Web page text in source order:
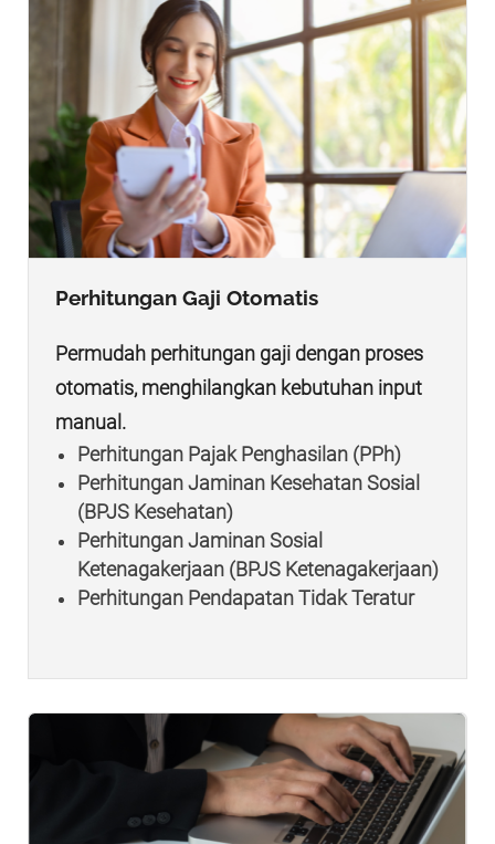
Perhitungan Gaji Otomatis
Permudah perhitungan gaji dengan proses
otomatis, menghilangkan kebutuhan input
manual.
Perhitungan Pajak Penghasilan (PPh)
Perhitungan Jaminan Kesehatan Sosial
(BPJS Kesehatan)
Perhitungan Jaminan Sosial
Ketenagakerjaan (BPJS Ketenagakerjaan)
Perhitungan Pendapatan Tidak Teratur